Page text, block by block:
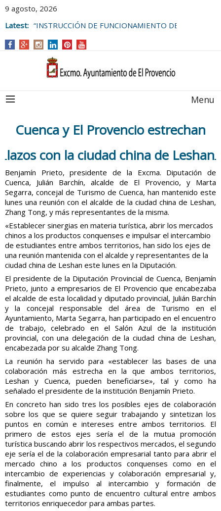
9 agosto, 2026
Latest: PROCESO SELECTIVO DE UN/A
PARA EL
CAMPUS DE VERANO 2026.
Menu
Cuenca y El Provencio estrechan
lazos con la ciudad china de Leshan
Benjamín Prieto, presidente de la Excma. Diputación de
Cuenca, Julián Barchín, alcalde de El Provencio, y Marta
Segarra, concejal de Turismo de Cuenca, han mantenido este
lunes una reunión con el alcalde de la ciudad china de Leshan,
Zhang Tong, y más representantes de la misma.
«Establecer sinergias en materia turística, abrir los mercados
chinos a los productos conquenses e impulsar el intercambio
de estudiantes entre ambos territorios, han sido los ejes de
una reunión mantenida con el alcalde y representantes de la
ciudad china de Leshan este lunes en la Diputación.
El presidente de la Diputación Provincial de Cuenca, Benjamín
Prieto, junto a empresarios de El Provencio que encabezaba
el alcalde de esta localidad y diputado provincial, Julián Barchín
y la concejal responsable del área de Turismo en el
Ayuntamiento, Marta Segarra, han participado en el encuentro
de trabajo, celebrado en el Salón Azul de la institución
provincial, con una delegación de la ciudad china de Leshan,
encabezada por su alcalde Zhang Tong.
La reunión ha servido para «establecer las bases de una
colaboración más estrecha en la que ambos territorios,
Leshan y Cuenca, pueden beneficiarse», tal y como ha
señalado el presidente de la institución Benjamín Prieto.
En concreto han sido tres los posibles ejes de colaboración
sobre los que se quiere seguir trabajando y sintetizan los
puntos en común e intereses entre ambos territorios. El
primero de estos ejes sería el de la mutua promoción
turística buscando abrir los respectivos mercados, el segundo
eje sería el de la colaboración empresarial tanto para abrir el
mercado chino a los productos conquenses como en el
intercambio de experiencias y colaboración empresarial y,
finalmente, el impulso al intercambio y formación de
estudiantes como punto de encuentro cultural entre ambos
territorios enriquecedor para ambas partes.